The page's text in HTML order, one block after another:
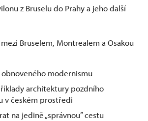
z Bruselu do Prahy a jeho další
Bruselem, Montrealem a Osakou
modernismu
architektury pozdního
v českém prostředi
na jedině „správnou” cestu